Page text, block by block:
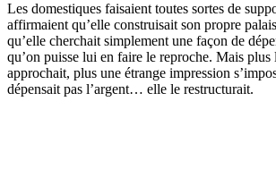
Les domestiques faisaient toutes sortes de
affirmaient qu’elle construisait son propre
qu’elle cherchait simplement une façon de
qu’on puisse lui en faire le reproche. Mais plus
approchait, plus une étrange impression
dépensait pas l’argent… elle le restructurait.